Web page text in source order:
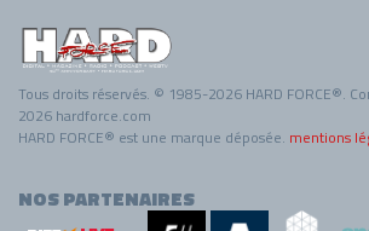
Tous droits réservés. © 1985-2026 HARD FORCE®.
2026 hardforce.com
HARD FORCE® est une marque déposée. mentions
NOS PARTENAIRES